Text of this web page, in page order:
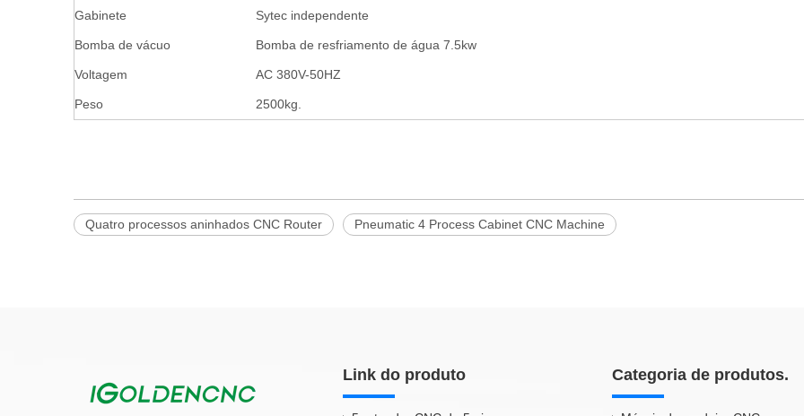
Gabinete Sytec independente
Bomba de vácuo Bomba de resfriamento de água 7.5kw
Voltagem AC 380V-50HZ
Peso 2500kg.
Quatro processos aninhados CNC Router Pneumatic 4 Process Cabinet CNC Machine
Link do produto Categoria de produtos.